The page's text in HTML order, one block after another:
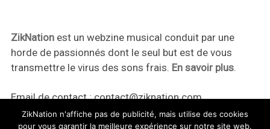
ZikNationest un webzine musical conduit par une
horde de passionnés dont le seul but est de vous
transmettre le virus des sons frais. En savoir plus.
Email de contact :contact@ziknation.com
ZikNation n'affiche pas de publicité, mais utilise des cookies
pour vous garantir la meilleure expérience sur notre site web.